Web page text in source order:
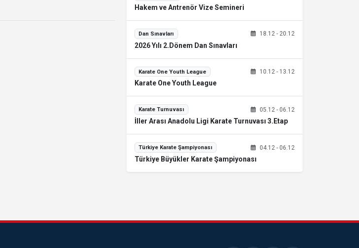
Hakem ve Antrenör Vize Semineri
Dan Sınavları 18.12 - 20.12
2026 Yılı 2.Dönem Dan Sınavları
Karate One Youth League 10.12 - 13.12
Karate One Youth League
Karate Turnuvası 05.12 - 06.12
İller Arası Anadolu Ligi Karate Turnuvası 3.Etap
Türkiye Karate Şampiyonası 04.12 - 06.12
Türkiye Büyükler Karate Şampiyonası